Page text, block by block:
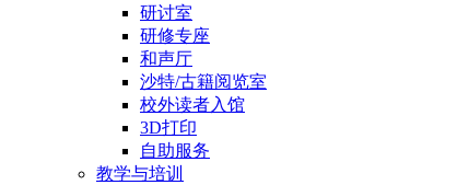
研讨室
研修专座
和声厅
沙特/古籍阅览室
校外读者入馆
3D打印
自助服务
教学与培训